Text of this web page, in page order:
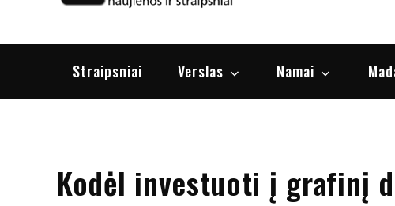
Straipsniai Verslas Namai
Kodėl investuoti į grafinį